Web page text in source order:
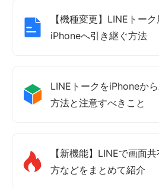
【機種変更】LINEトー
iPhoneへ引き継ぐ方法
LINEトークをiPhoneか
方法と注意すべきこと
【新機能】LINEで画面
方などをまとめて紹介